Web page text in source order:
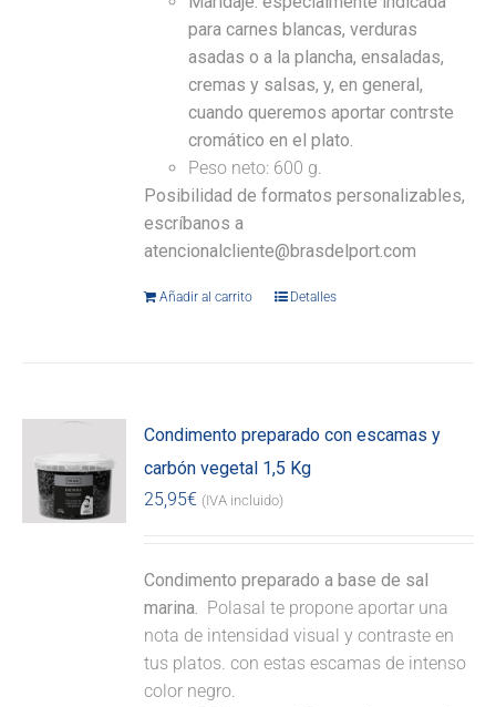
para carnes blancas, verduras
asadas o a la plancha, ensaladas,
cremas y salsas, y, en general,
cuando queremos aportar contrste
cromático en el plato.
Peso neto: 600 g.
Posibilidad de formatos personalizables,
escríbanos a
atencionalcliente@brasdelport.com
Añadir al carrito Detalles
Condimento preparado con escamas y
carbón vegetal 1,5 Kg
25,95€ (IVA incluido)
Condimento preparado a base de sal
marina. Polasal te propone aportar una
nota de intensidad visual y contraste en
tus platos. con estas escamas de intenso
color negro.